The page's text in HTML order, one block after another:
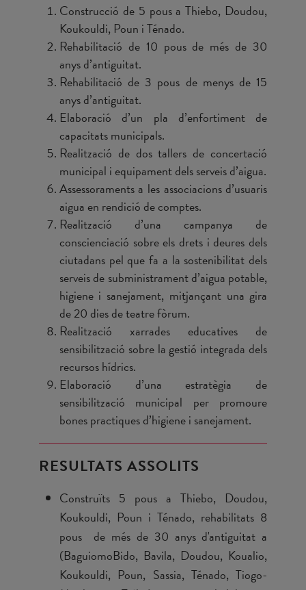
Construcció de 5 pous a Thiebo, Doudou,
Koukouldi, Poun i Ténado.
Rehabilitació de 10 pous de més de 30
anys d’antiguitat.
Rehabilitació de 3 pous de menys de 15
anys d’antiguitat.
Elaboració d’un pla d’enfortiment de
capacitats municipals.
Realització de dos tallers de concertació
municipal i equipament dels serveis d’aigua.
Assessoraments a les associacions d’usuaris
aigua en rendició de comptes.
Realització d’una campanya de
conscienciació sobre els drets i deures dels
ciutadans pel que fa a la sostenibilitat dels
serveis de subministrament d’aigua potable,
higiene i sanejament, mitjançant una gira
de 20 dies de teatre fòrum.
Realització xarrades educatives de
sensibilització sobre la gestió integrada dels
recursos hídrics.
Elaboració d’una estratègia de
sensibilització municipal per promoure
bones practiques d’higiene i sanejament.
RESULTATS ASSOLITS
Construïts 5 pous a Thiebo, Doudou,
Koukouldi, Poun i Ténado, rehabilitats 8
pous de més de 30 anys d'antiguitat a
(BaguiomoBido, Bavila, Doudou, Koualio,
Koukouldi, Poun, Sassia, Ténado, Tiogo-